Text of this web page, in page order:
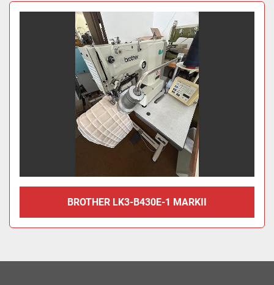
BROTHER LK3-B430E-1 MARKII